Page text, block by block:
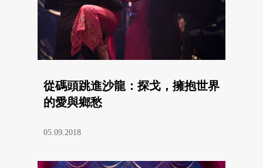
從碼頭跳進沙龍：探戈，擁抱世界
的愛與鄉愁
05.09.2018